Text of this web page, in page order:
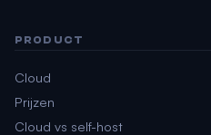
PRODUCT
Cloud
Prijzen
Cloud vs self-host